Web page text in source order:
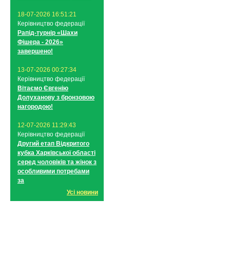
18-07-2026 16:51:21
Керівництво федерації
Рапід-турнір «Шахи
Фішера - 2026»
завершено!
13-07-2026 00:27:34
Керівництво федерації
Вітаємо Євгенію
Долуханову з бронзовою
нагородою!
12-07-2026 11:29:43
Керівництво федерації
Другий етап Відкритого
кубка Харківської області
серед чоловіків та жінок з
особливими потребами
за
Усі новини